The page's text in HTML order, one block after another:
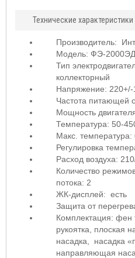
Технические характеристики
Производитель:
Модель: ФЭ-2000ЭД
Тип
коллекторный
Напряжение: 220+/-
Частота питающей
Мощность
Температура: 50-
Макс. температура:
Регулировка
Расход воздуха:
Количество
потока: 2
ЖК-дисплей: есть
Защита от
Комплектация: фен
рукоятка, плоская
насадка, насадка
направляющая